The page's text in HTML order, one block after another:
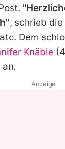
, schrieb die
Dem
Knäble
an.
Anzeige